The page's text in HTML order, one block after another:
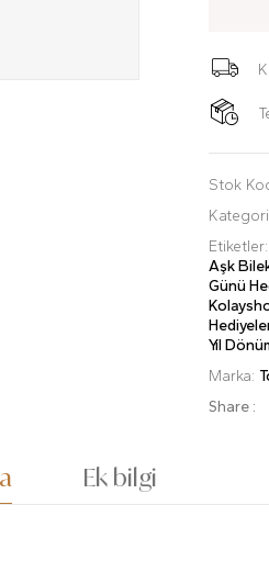
Stok
Aşk
Günü
Yıl
Marka:
Share :
Ek bilgi